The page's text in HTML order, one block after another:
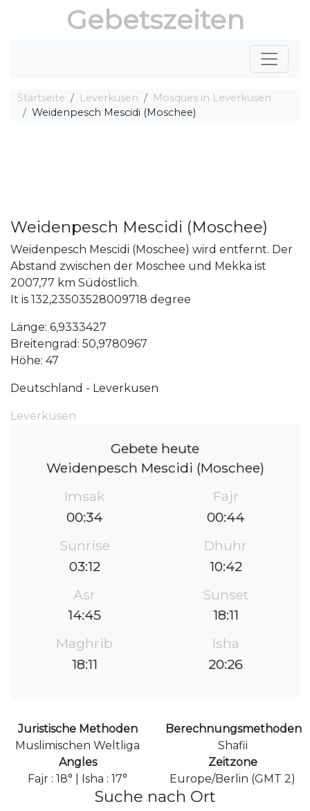
Gebetszeiten
Startseite Leverkusen
Mosques in Leverkusen
Weidenpesch Mescidi (Moschee)
Weidenpesch Mescidi (Moschee)
Weidenpesch Mescidi (Moschee) wird entfernt. Der
Abstand zwischen der Moschee und Mekka ist
2007,77 km Südöstlich.
It is 132,23503528009718 degree
Länge: 6,9333427
Breitengrad: 50,9780967
Höhe: 47
Deutschland - Leverkusen
Leverkusen
Gebete heute
Weidenpesch Mescidi (Moschee)
Imsak
00:34
Fajr
00:44
Sunrise
03:12
Dhuhr
10:42
Asr
14:45
Sunset
18:11
Maghrib
18:11
Isha
20:26
Juristische Methoden
Muslimischen Weltliga
Berechnungsmethoden
Shafii
Angles
Fajr : 18° | Isha : 17°
Zeitzone
Europe/Berlin (GMT 2)
Suche nach Ort